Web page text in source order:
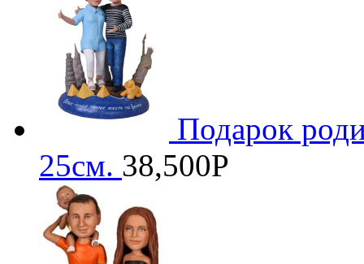
Подарок
25см. 38,500Р